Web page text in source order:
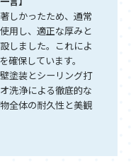
しかったため、通常
用し、適正な厚みと
しました。これによ
確保しています。
塗装とシーリング打
洗浄による徹底的な
全体の耐久性と美観